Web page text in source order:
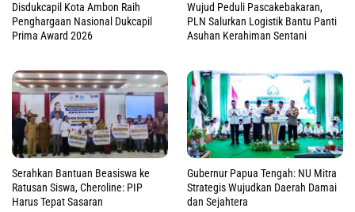
Disdukcapil Kota Ambon Raih
Penghargaan Nasional Dukcapil
Prima Award 2026
Wujud Peduli Pascakebakaran,
PLN Salurkan Logistik Bantu Panti
Asuhan Kerahiman Sentani
Serahkan Bantuan Beasiswa ke
Ratusan Siswa, Cheroline: PIP
Harus Tepat Sasaran
Gubernur Papua Tengah: NU Mitra
Strategis Wujudkan Daerah Damai
dan Sejahtera